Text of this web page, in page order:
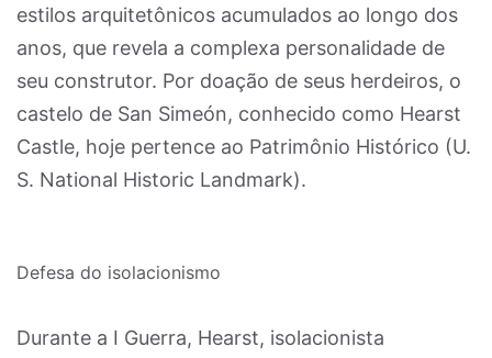
estilos arquitetônicos acumulados ao longo dos
anos, que revela a complexa personalidade de
seu construtor. Por doação de seus herdeiros, o
castelo de San Simeón, conhecido como Hearst
Castle, hoje pertence ao Patrimônio Histórico (U.
S. National Historic Landmark).
Defesa do isolacionismo
Durante a I Guerra, Hearst, isolacionista